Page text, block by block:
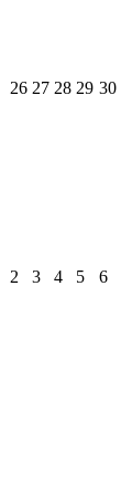
26 27 28 29 30
2 3 4 5 6